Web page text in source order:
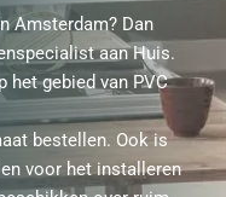
Amsterdam? Dan
aan Huis.
het gebied van PVC
bestellen. Ook is
voor het installeren